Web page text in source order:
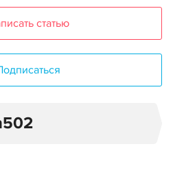
статью